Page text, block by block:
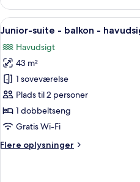
-
balkon
-Indlæs
alle
billeder
af
Junior-
suite
-
balkon
havudsigt
10
Junior-suite - balkon -
Havudsigt
43 m²
1 soveværelse
Plads til 2 personer
1 dobbeltseng
Gratis Wi-Fi
Flere oplysninger
Flere